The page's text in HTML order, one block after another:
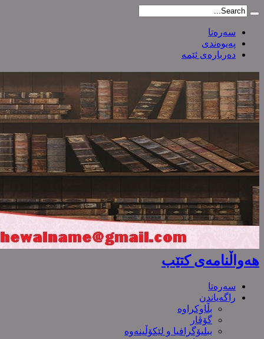
سەرەتا
پەیوەندی
دەربارەی ئێمە
هەواڵنامەی کتێب
سەرەتا
راگەیاندن
بڵاوکراوە
گۆڤار
ببلیۆگرافیا و لێکۆڵینەوە